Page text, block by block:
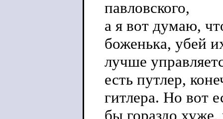
павловского,
а я вот думаю,
боженька, убей
лучше
есть путлер,
гитлера. Но вот
бы гораздо